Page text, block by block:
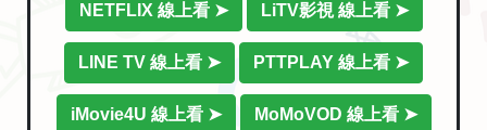
NETFLIX 線上看 ➤ LiTV影視 線上看 ➤
LINE TV 線上看 ➤ PTTPLAY 線上看 ➤
iMovie4U 線上看 ➤ MoMoVOD 線上看 ➤